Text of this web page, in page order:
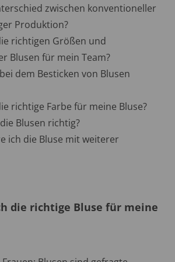
zwischen konventioneller
Produktion?
richtigen Größen und
Blusen für mein Team?
dem Besticken von Blusen
richtige Farbe für meine Bluse?
Blusen richtig?
ich die Bluse mit weiterer
die richtige Bluse für meine